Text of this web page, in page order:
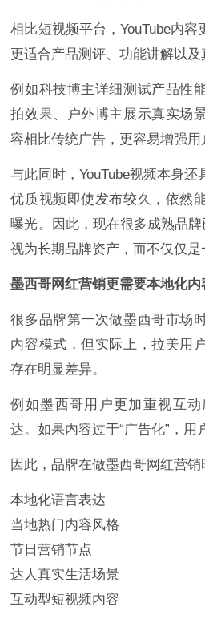
相比短视频平台，YouTube内
更适合产品测评、功能讲解以及
例如科技博主详细测试产品性
拍效果、户外博主展示真实场
容相比传统广告，更容易增强用
与此同时，YouTube视频本身
优质视频即使发布较久，依然
曝光。因此，现在很多成熟品牌
视为长期品牌资产，而不仅仅是
墨西哥网红营销更需要本地化内
很多品牌第一次做墨西哥市场
内容模式，但实际上，拉美用
存在明显差异。
例如墨西哥用户更加重视互
达。如果内容过于“广告化”，用
因此，品牌在做墨西哥网红营销
本地化语言表达
当地热门内容风格
节日营销节点
达人真实生活场景
互动型短视频内容